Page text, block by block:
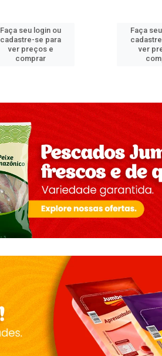
Faça seu login ou
cadastre-se para
ver preços e
comprar
Faça
ver